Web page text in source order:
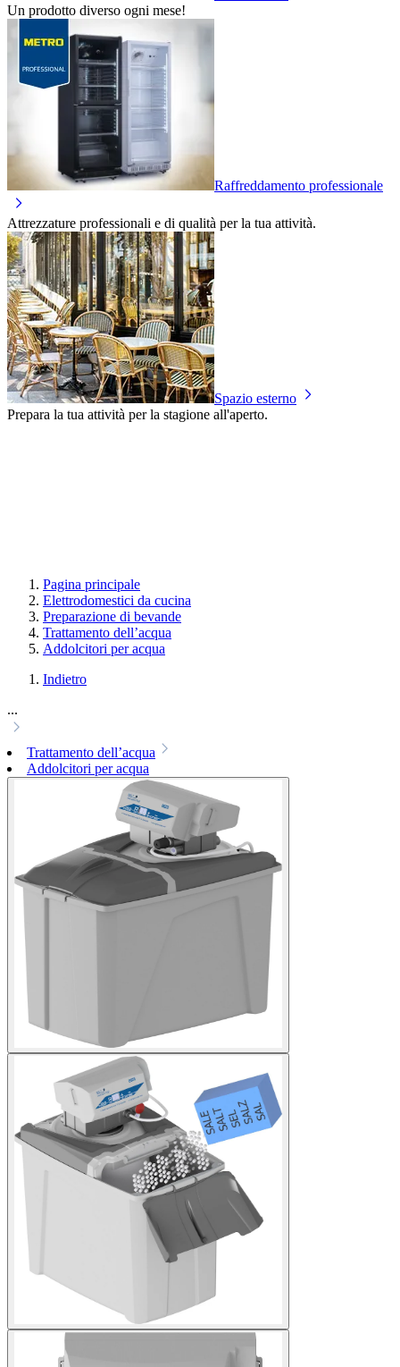
Un prodotto diverso ogni mese!
Raffreddamento professionale
Attrezzature professionali e di qualità per la tua attività.
Spazio esterno
Prepara la tua attività per la stagione all'aperto.
Pagina principale
Elettrodomestici da cucina
Preparazione di bevande
Trattamento dell’acqua
Addolcitori per acqua
Indietro
...
Trattamento dell’acqua
Addolcitori per acqua